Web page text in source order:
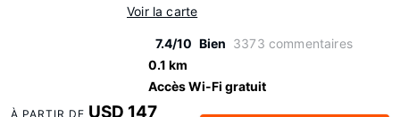
Voir la carte
7.4/10 Bien 3373 commentaires
0.1 km
Accès Wi-Fi gratuit
À PARTIR DE USD 147